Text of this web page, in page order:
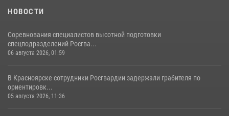
НОВОСТИ
Соревнования специалистов высотной подготовки
спецподразделений Росгва...
06 августа 2026, 01:59
В Красноярске сотрудники Росгвардии задержали грабителя по
ориентировк...
05 августа 2026, 11:36